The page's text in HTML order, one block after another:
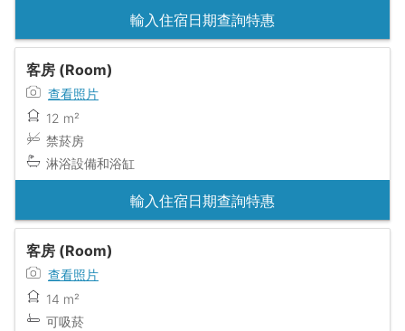
輸入住宿日期查詢特惠
客房 (Room)
查看照片
12 m²
禁菸房
淋浴設備和浴缸
輸入住宿日期查詢特惠
客房 (Room)
查看照片
14 m²
可吸菸